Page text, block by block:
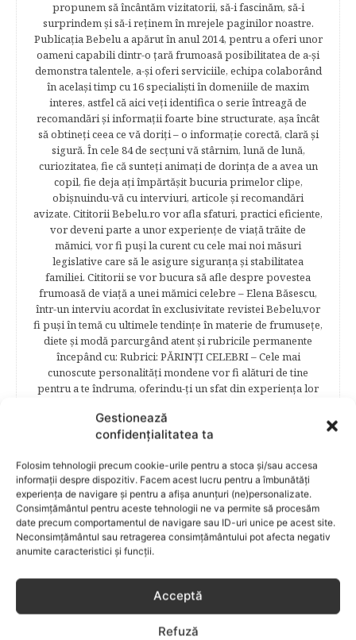
Gestionează
confidențialitatea ta
Folosim tehnologii precum cookie-urile pentru a stoca și/sau accesa
informații despre dispozitiv. Facem acest lucru pentru a îmbunătăți
experiența de navigare și pentru a afișa anunțuri (ne)personalizate.
Consimțământul pentru aceste tehnologii ne va permite să procesăm
date precum comportamentul de navigare sau ID-uri unice pe acest site.
Neconsimțământul sau retragerea consimțământului pot afecta negativ
anumite caracteristici și funcții.
Acceptă
Refuză
propunem să încântăm vizitatorii, să-i fascinăm, să-i
surprindem şi să-i reţinem în mrejele paginilor noastre.​
Publicația Bebelu a apărut în anul 2014, pentru a oferi unor
oameni capabili dintr-o ţară frumoasă posibilitatea de a-şi
demonstra talentele, a-şi oferi serviciile, echipa colaborând
în acelaşi timp cu 16 specialişti în domeniile de maxim
interes, astfel că aici veţi identifica o serie întreagă de
recomandări şi informaţii foarte bine structurate, aşa încât
să obtineţi ceea ce vă doriţi – o informaţie corectă, clară şi
sigură. În cele 84 de secțuni vă stârnim, lună de lună,
curiozitatea, fie că sunteţi animaţi de dorinţa de a avea un
copil, fie deja aţi împărtăşit bucuria primelor clipe,
obişnuindu-vă cu interviuri, articole şi recomandări
avizate. Cititorii Bebelu.ro vor afla sfaturi, practici eficiente,
vor deveni parte a unor experienţe de viaţă trăite de
mămici, vor fi puşi la curent cu cele mai noi măsuri
legislative care să le asigure siguranţa şi stabilitatea
familiei. Cititorii se vor bucura să afle despre povestea
frumoasă de viață a unei mămici celebre – Elena Băsescu,
într-un interviu acordat în exclusivitate revistei Bebelu,vor
fi puşi în temă cu ultimele tendinţe în materie de frumuseţe,
diete şi modă parcurgând atent şi rubricile permanente
începând cu: Rubrici: PĂRINŢI CELEBRI – Cele mai
cunoscute personalităţi mondene vor fi alături de tine
pentru a te îndruma, oferindu-ţi un sfat din experienţa lor
destinat celor 9 luni de viaţă intrauterină. Vor fi prezentate
informaţii referitoare la simptomatologia primelor zile de
analize necesare, alimentaţie, sănătate, pregătire pentru
naştere. Tot aici puteti găsi informaţii preţioase dedicate
naşterii şi recuperării postpartum. BEBELUŞUL ÎN PRIMUL
ANIŞOR – este un capitol destinat îngrijirii sugarului.
Alăptarea, scorul Apgar, îngrijirea bontului ombilical,
prima băiţă, diversificarea sunt doar câteva dintre cele mai
dedicat creşterii şi îngrijirii copilului din primul an şi până
la vârsta şcolară. Mămicile vor reuşi să afle cum anume să
se descurce cu propriul copil, cum să îl îngrijească în aşa fel
încât să crească perfect sănătos. EDUCAŢIE – este un capitol